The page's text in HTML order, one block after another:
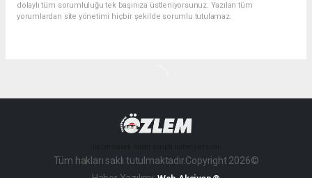
dolaylı tüm sorumluluğu tek başınıza üstleniyorsunuz. Yazılan tüm
yorumlardan site yönetimi hiçbir şekilde sorumlu tutulamaz.
Tüm hakları saklı tutulmaktadır.Copyright 2026©